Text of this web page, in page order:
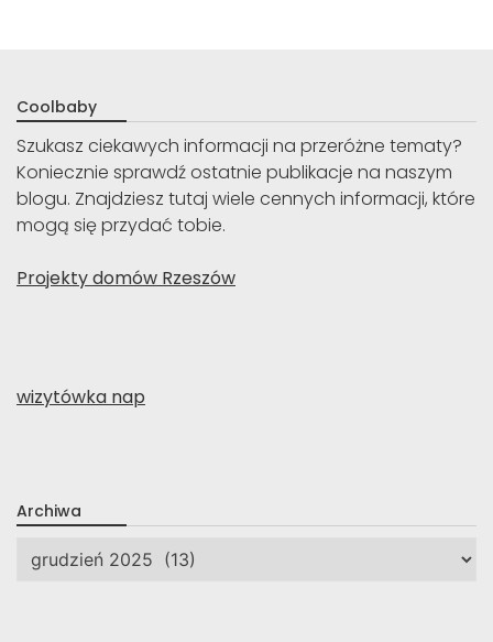
Coolbaby
Szukasz ciekawych informacji na przeróżne tematy?
Koniecznie sprawdź ostatnie publikacje na naszym
blogu. Znajdziesz tutaj wiele cennych informacji, które
mogą się przydać tobie.
Projekty domów Rzeszów
wizytówka nap
Archiwa
Archiwa